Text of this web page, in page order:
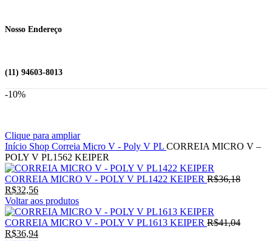
Nosso Endereço
(11) 94603-8013
-10%
Clique para ampliar
Início Shop Correia Micro V - Poly V PL CORREIA MICRO V –
POLY V PL1562 KEIPER
CORREIA MICRO V - POLY V PL1422 KEIPER R$36,18O
R$32,56O
preço
atual
é:
R$32,56.
Voltar aos produtos
CORREIA MICRO V - POLY V PL1613 KEIPER R$41,04O
R$36,94O